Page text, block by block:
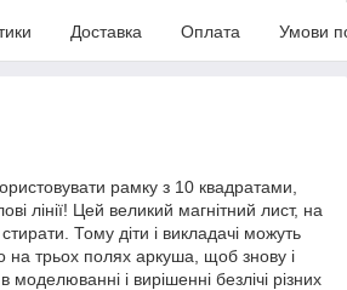
Доставка Оплата Умови
рамку з 10 квадратами,
лінії! Цей великий магнітний лист, на
Тому діти і викладачі можуть
на трьох полях аркуша, щоб знову і
моделюванні і вирішенні безлічі різних